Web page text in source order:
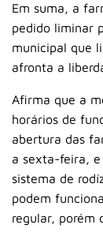
Em suma, a
pedido liminar
municipal que
afronta a
Afirma que a
horários de
abertura das
a sexta-feira, e
sistema de
podem
regular, porém